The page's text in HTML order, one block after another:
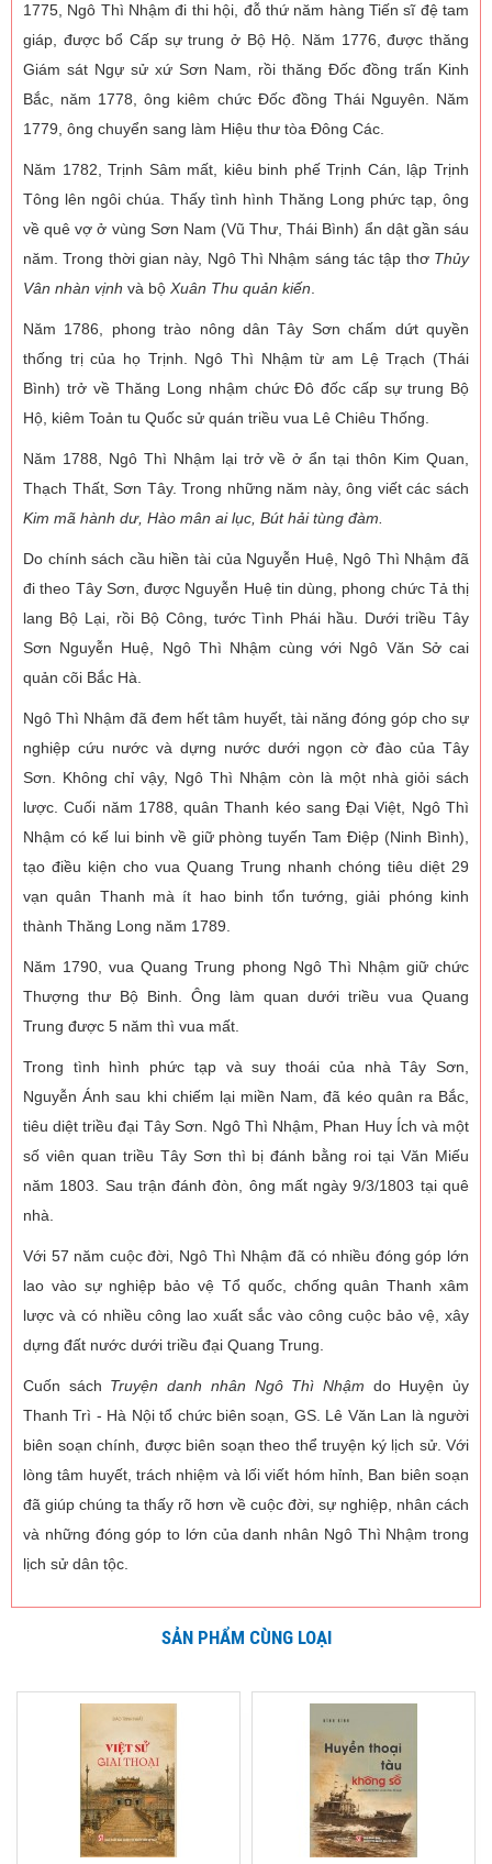
1775, Ngô Thì Nhậm đi thi hội, đỗ thứ năm hàng Tiến sĩ đệ tam
giáp, được bổ Cấp sự trung ở Bộ Hộ. Năm 1776, được thăng
Giám sát Ngự sử xứ Sơn Nam, rồi thăng Đốc đồng trấn Kinh
Bắc, năm 1778, ông kiêm chức Đốc đồng Thái Nguyên. Năm
1779, ông chuyển sang làm Hiệu thư tòa Đông Các.
Năm 1782, Trịnh Sâm mất, kiêu binh phế Trịnh Cán, lập Trịnh
Tông lên ngôi chúa. Thấy tình hình Thăng Long phức tạp, ông
về quê vợ ở vùng Sơn Nam (Vũ Thư, Thái Bình) ẩn dật gần sáu
năm. Trong thời gian này, Ngô Thì Nhậm sáng tác tập thơ Thủy
Vân nhàn vịnh và bộ Xuân Thu quản kiến.
Năm 1786, phong trào nông dân Tây Sơn chấm dứt quyền
thống trị của họ Trịnh. Ngô Thì Nhậm từ am Lệ Trạch (Thái
Bình) trở về Thăng Long nhậm chức Đô đốc cấp sự trung Bộ
Hộ, kiêm Toản tu Quốc sử quán triều vua Lê Chiêu Thống.
Năm 1788, Ngô Thì Nhậm lại trở về ở ẩn tại thôn Kim Quan,
Thạch Thất, Sơn Tây. Trong những năm này, ông viết các sách
Kim mã hành dư, Hào mân ai lục, Bút hải tùng đàm.
Do chính sách cầu hiền tài của Nguyễn Huệ, Ngô Thì Nhậm đã
đi theo Tây Sơn, được Nguyễn Huệ tin dùng, phong chức Tả thị
lang Bộ Lại, rồi Bộ Công, tước Tình Phái hầu. Dưới triều Tây
Sơn Nguyễn Huệ, Ngô Thì Nhậm cùng với Ngô Văn Sở cai
quản cõi Bắc Hà.
Ngô Thì Nhậm đã đem hết tâm huyết, tài năng đóng góp cho sự
nghiệp cứu nước và dựng nước dưới ngọn cờ đào của Tây
Sơn. Không chỉ vậy, Ngô Thì Nhậm còn là một nhà giỏi sách
lược. Cuối năm 1788, quân Thanh kéo sang Đại Việt, Ngô Thì
Nhậm có kế lui binh về giữ phòng tuyến Tam Điệp (Ninh Bình),
tạo điều kiện cho vua Quang Trung nhanh chóng tiêu diệt 29
vạn quân Thanh mà ít hao binh tổn tướng, giải phóng kinh
thành Thăng Long năm 1789.
Năm 1790, vua Quang Trung phong Ngô Thì Nhậm giữ chức
Thượng thư Bộ Binh. Ông làm quan dưới triều vua Quang
Trung được 5 năm thì vua mất.
Trong tình hình phức tạp và suy thoái của nhà Tây Sơn,
Nguyễn Ánh sau khi chiếm lại miền Nam, đã kéo quân ra Bắc,
tiêu diệt triều đại Tây Sơn. Ngô Thì Nhậm, Phan Huy Ích và một
số viên quan triều Tây Sơn thì bị đánh bằng roi tại Văn Miếu
năm 1803. Sau trận đánh đòn, ông mất ngày 9/3/1803 tại quê
nhà.
Với 57 năm cuộc đời, Ngô Thì Nhậm đã có nhiều đóng góp lớn
lao vào sự nghiệp bảo vệ Tổ quốc, chống quân Thanh xâm
lược và có nhiều công lao xuất sắc vào công cuộc bảo vệ, xây
dựng đất nước dưới triều đại Quang Trung.
Cuốn sách Truyện danh nhân Ngô Thì Nhậm do Huyện ủy
Thanh Trì - Hà Nội tổ chức biên soạn, GS. Lê Văn Lan là người
biên soạn chính, được biên soạn theo thể truyện ký lịch sử. Với
lòng tâm huyết, trách nhiệm và lối viết hóm hỉnh, Ban biên soạn
đã giúp chúng ta thấy rõ hơn về cuộc đời, sự nghiệp, nhân cách
và những đóng góp to lớn của danh nhân Ngô Thì Nhậm trong
lịch sử dân tộc.
SẢN PHẨM CÙNG LOẠI